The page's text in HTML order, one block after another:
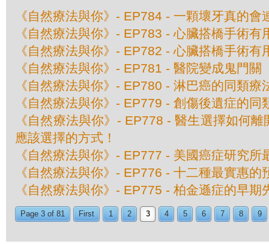
《自然療法與你》- EP784 - 一顆壞牙真的會
《自然療法與你》- EP783 - 心臟搭橋手術有
《自然療法與你》- EP782 - 心臟搭橋手術有
《自然療法與你》- EP781 - 醫院變成鬼門關
《自然療法與你》- EP780 - 淋巴癌的同類療
《自然療法與你》- EP779 - 創傷後遺症的同
《自然療法與你》- EP778 - 醫生選擇如何
應該選擇的方式！
《自然療法與你》- EP777 - 美國癌症研究所
《自然療法與你》- EP776 - 十二種最實惠的
《自然療法與你》- EP775 - 柏金遜症的早期
Page 3 of 81 First 1 2 3 4 5 6 7 8 9